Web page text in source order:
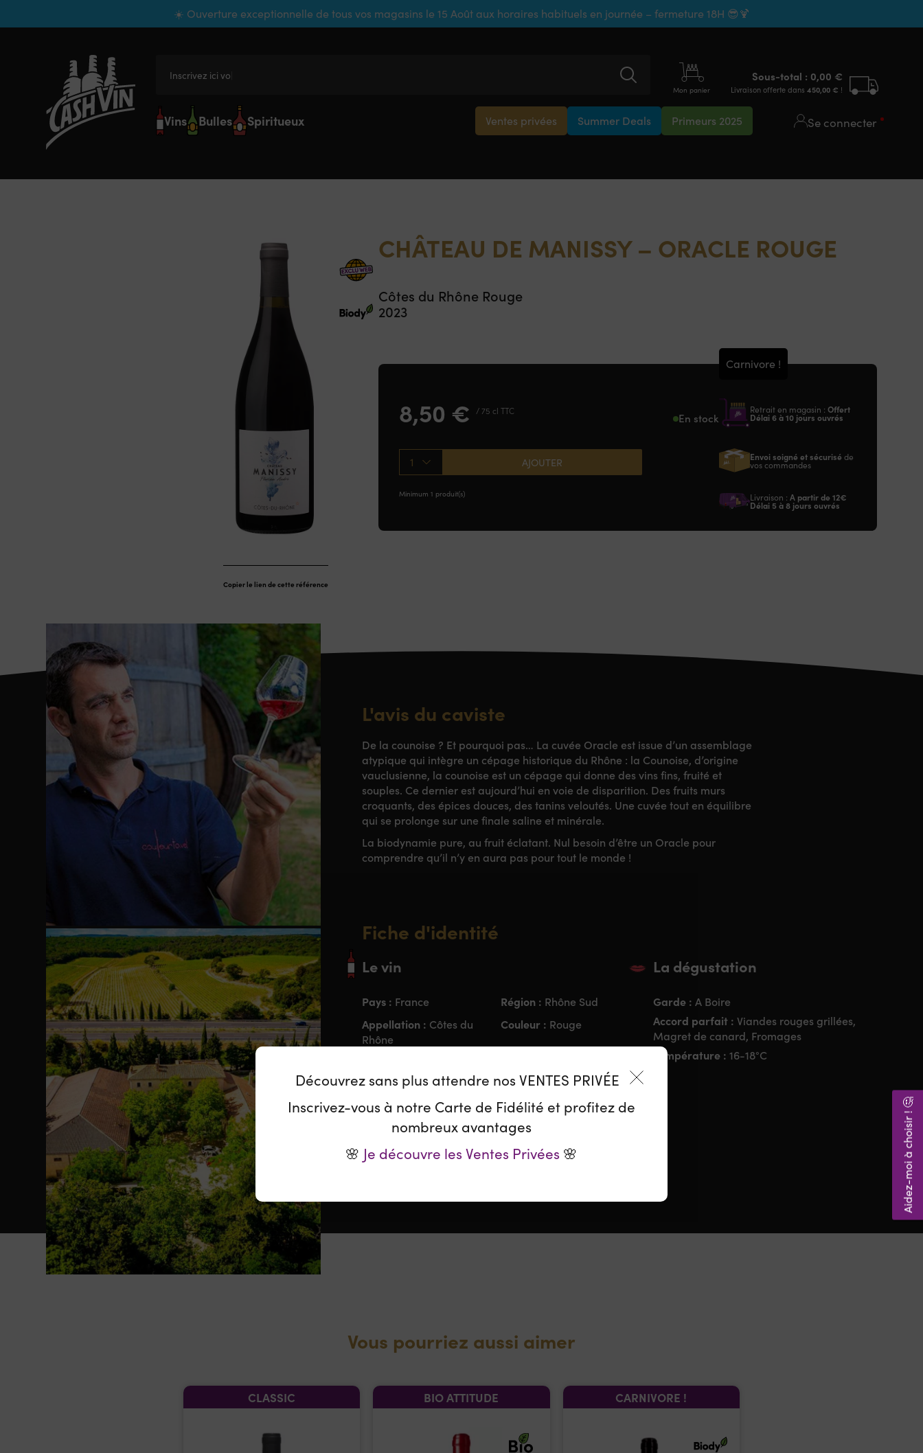
☀️ Ouverture exceptionnelle de tous vos magasins le 15 Août aux horaires habituels en journée – fermeture 18H 😎🍹
Inscrivez ici votre
Mon panier
Sous-total : 0,00 €
Livraison offerte dans 450,00 € !
Vins Bulles Spiritueux Ventes privées Summer Deals Primeurs 2025 Se connecter
Copier le lien de cette référence
CHÂTEAU DE MANISSY – ORACLE ROUGE
Côtes du Rhône Rouge
2023
8,50 € / 75 cl TTC En stock
1 AJOUTER
Minimum 1 produit(s)
Carnivore !
Retrait en magasin : Offert
Délai 6 à 10 jours ouvrés
Envoi soigné et sécurisé de
vos commandes
Livraison : A partir de 12€
Délai 5 à 8 jours ouvrés
L'avis du caviste
De la counoise ? Et pourquoi pas… La cuvée Oracle est issue d’un assemblage
atypique qui intègre un cépage historique du Rhône : la Counoise, d’origine
vauclusienne, la counoise est un cépage qui donne des vins fins, fruité et
souples. Ce dernier est aujourd’hui en voie de disparition. Des fruits murs
croquants, des épices douces, des tanins veloutés. Une cuvée tout en équilibre
qui se prolonge sur une finale saline et minérale.
La biodynamie pure, au fruit éclatant. Nul besoin d’être un Oracle pour
comprendre qu’il n’y en aura pas pour tout le monde !
Fiche d'identité
Le vin
Pays : France Région : Rhône Sud
Appellation : Côtes du
Rhône
Couleur : Rouge
Grenache, Carignan
Engagement : Biodynamie
La dégustation
Garde : A Boire
Accord parfait : Viandes rouges grillées,
Magret de canard, Fromages
Température : 16-18°C
Vous pourriez aussi aimer
CLASSIC BIO ATTITUDE CARNIVORE !
Aidez-moi à choisir ! 🤔
Découvrez sans plus attendre nos VENTES PRIVÉES
Inscrivez-vous à notre Carte de Fidélité et profitez de
nombreux avantages
🌸 Je découvre les Ventes Privées 🌸